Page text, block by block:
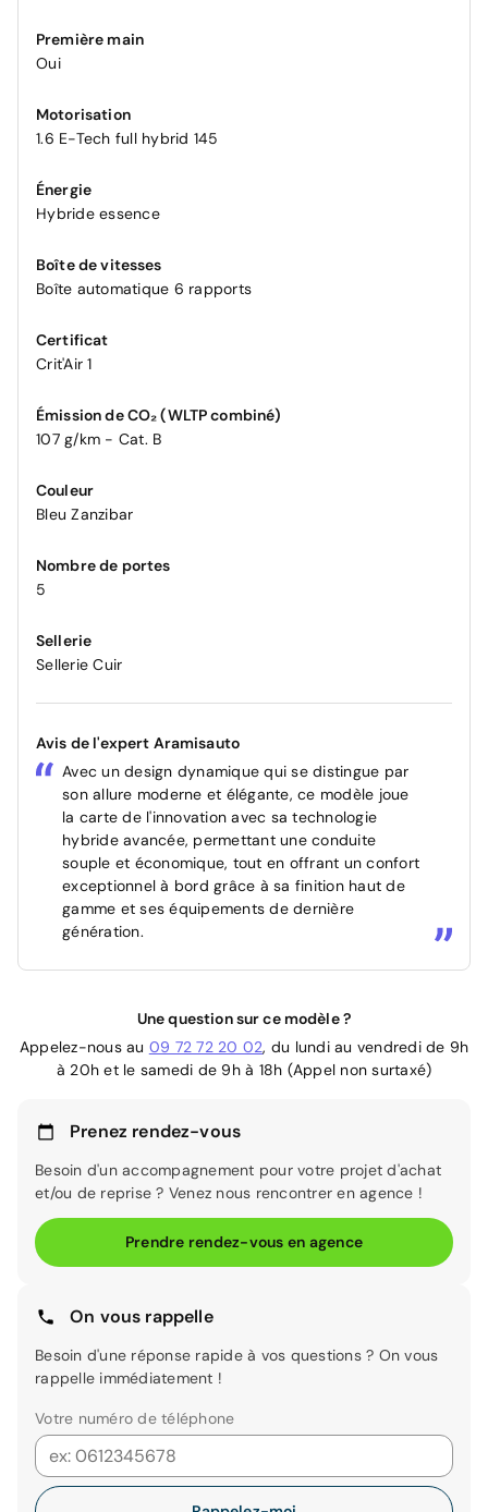
Première main
Oui
Motorisation
1.6 E-Tech full hybrid 145
Énergie
Hybride essence
Boîte de vitesses
Boîte automatique 6 rapports
Certificat
Crit'Air 1
Émission de CO₂ (WLTP combiné)
107 g/km - Cat. B
Couleur
Bleu Zanzibar
Nombre de portes
5
Sellerie
Sellerie Cuir
Avis de l'expert Aramisauto
Avec un design dynamique qui se distingue par
son allure moderne et élégante, ce modèle joue
la carte de l'innovation avec sa technologie
hybride avancée, permettant une conduite
souple et économique, tout en offrant un confort
exceptionnel à bord grâce à sa finition haut de
gamme et ses équipements de dernière
génération.
Une question sur ce modèle ?
Appelez-nous au 09 72 72 20 02, du lundi au vendredi de 9h
à 20h et le samedi de 9h à 18h (Appel non surtaxé)
Prenez rendez-vous
Besoin d'un accompagnement pour votre projet d'achat
et/ou de reprise ? Venez nous rencontrer en agence !
Prendre rendez-vous en agence
On vous rappelle
Besoin d'une réponse rapide à vos questions ? On vous
rappelle immédiatement !
Votre numéro de téléphone